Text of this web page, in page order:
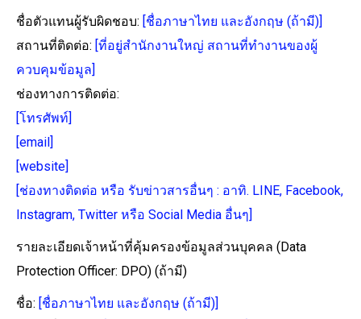
ชื่อตัวแทนผู้รับผิดชอบ: [ชื่อภาษาไทย และอังกฤษ (ถ้ามี)]
สถานที่ติดต่อ: [ที่อยู่สำนักงานใหญ่ สถานที่ทำงานของผู้
ควบคุมข้อมูล]
ช่องทางการติดต่อ:
[โทรศัพท์]
[email]
[website]
[ช่องทางติดต่อ หรือ รับข่าวสารอื่นๆ : อาทิ. LINE, Facebook,
Instagram, Twitter หรือ Social Media อื่นๆ]
รายละเอียดเจ้าหน้าที่คุ้มครองข้อมูลส่วนบุคคล (Data
Protection Officer: DPO) (ถ้ามี)
ชื่อ: [ชื่อภาษาไทย และอังกฤษ (ถ้ามี)]